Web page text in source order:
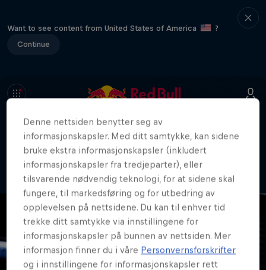
Want to see content from United States of America
?
Continue
404
Vel, dette er flaut. Hvor ble det av
siden?!
Denne nettsiden benytter seg av
informasjonskapsler. Med ditt samtykke, kan sidene
bruke ekstra informasjonskapsler (inkludert
informasjonskapsler fra tredjeparter), eller
tilsvarende nødvendig teknologi, for at sidene skal
fungere, til markedsføring og for utbedring av
opplevelsen på nettsidene. Du kan til enhver tid
trekke ditt samtykke via innstillingene for
informasjonskapsler på bunnen av nettsiden. Mer
informasjon finner du i våre Personvernsforskrifter
og i innstillingene for informasjonskapsler rett